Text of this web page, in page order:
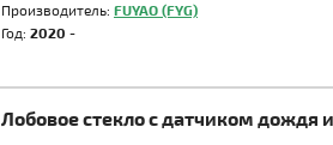
Производитель: FUYAO (FYG)
Год: 2020 -
Лобовое стекло с датчиком дождя